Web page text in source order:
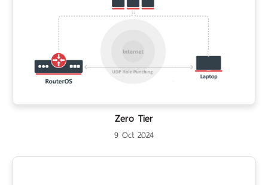
Zero Tier
9 Oct 2024